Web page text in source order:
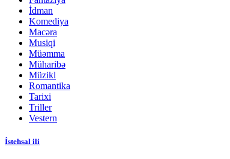
İdman
Komediya
Macəra
Musiqi
Müəmma
Müharibə
Müzikl
Romantika
Tarixi
Triller
Vestern
İstehsal ili